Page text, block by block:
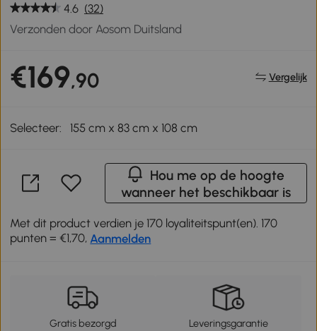
4.6 (32)
Verzonden door Aosom Duitsland
€169,90 Vergelijk
Selecteer: 155 cm x 83 cm x 108 cm
Hou me op de hoogte
wanneer het beschikbaar is
Met dit product verdien je 170 loyaliteitspunt(en). 170
punten = €1,70, Aanmelden
Gratis bezorgd Leveringsgarantie